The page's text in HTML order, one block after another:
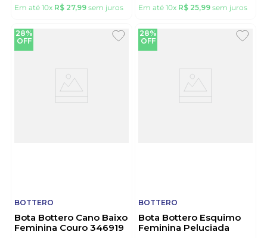
Em até 10x R$ 27,99 sem juros Em até 10x R$ 25,99 sem juros
28%
OFF
BOTTERO
Bota Bottero Cano Baixo
Feminina Couro 346919
28%
OFF
BOTTERO
Bota Bottero Esquimo
Feminina Peluciada